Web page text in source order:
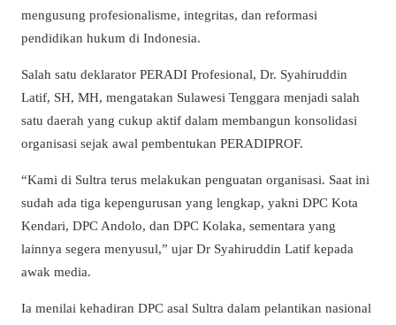
mengusung profesionalisme, integritas, dan reformasi
pendidikan hukum di Indonesia.
Salah satu deklarator PERADI Profesional, Dr. Syahiruddin
Latif, SH, MH, mengatakan Sulawesi Tenggara menjadi salah
satu daerah yang cukup aktif dalam membangun konsolidasi
organisasi sejak awal pembentukan PERADIPROF.
“Kami di Sultra terus melakukan penguatan organisasi. Saat ini
sudah ada tiga kepengurusan yang lengkap, yakni DPC Kota
Kendari, DPC Andolo, dan DPC Kolaka, sementara yang
lainnya segera menyusul,” ujar Dr Syahiruddin Latif kepada
awak media.
Ia menilai kehadiran DPC asal Sultra dalam pelantikan nasional